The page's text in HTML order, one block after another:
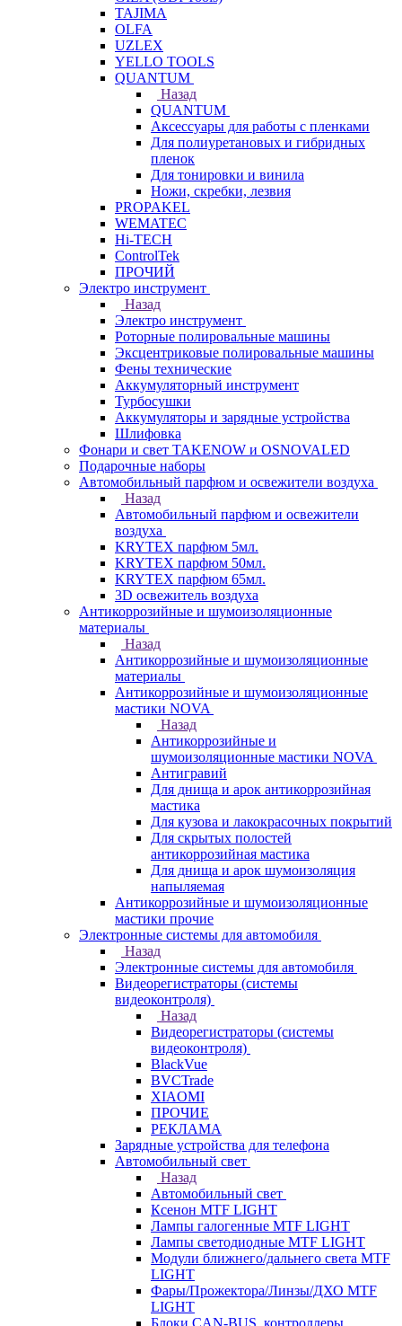
TAJIMA
OLFA
UZLEX
YELLO TOOLS
QUANTUM
Назад
QUANTUM
Аксессуары для работы с пленками
Для полиуретановых и гибридных
пленок
Для тонировки и винила
Ножи, скребки, лезвия
PROPAKEL
WEMATEC
Hi-TECH
ControlTek
ПРОЧИЙ
Электро инструмент
Назад
Электро инструмент
Роторные полировальные машины
Эксцентриковые полировальные машины
Фены технические
Аккумуляторный инструмент
Турбосушки
Аккумуляторы и зарядные устройства
Шлифовка
Фонари и свет TAKENOW и OSNOVALED
Подарочные наборы
Автомобильный парфюм и освежители воздуха
Назад
Автомобильный парфюм и освежители
воздуха
KRYTEX парфюм 5мл.
KRYTEX парфюм 50мл.
KRYTEX парфюм 65мл.
3D освежитель воздуха
Антикоррозийные и шумоизоляционные
материалы
Назад
Антикоррозийные и шумоизоляционные
материалы
Антикоррозийные и шумоизоляционные
мастики NOVA
Назад
Антикоррозийные и
шумоизоляционные мастики NOVA
Антигравий
Для днища и арок антикоррозийная
мастика
Для кузова и лакокрасочных покрытий
Для скрытых полостей
антикоррозийная мастика
Для днища и арок шумоизоляция
напыляемая
Антикоррозийные и шумоизоляционные
мастики прочие
Электронные системы для автомобиля
Назад
Электронные системы для автомобиля
Видеорегистраторы (системы
видеоконтроля)
Назад
Видеорегистраторы (системы
видеоконтроля)
BlackVue
BVCTrade
XIAOMI
ПРОЧИЕ
РЕКЛАМА
Зарядные устройства для телефона
Автомобильный свет
Назад
Автомобильный свет
Ксенон MTF LIGHT
Лампы галогенные MTF LIGHT
Лампы светодиодные MTF LIGHT
Модули ближнего/дальнего света MTF
LIGHT
Фары/Прожектора/Линзы/ДХО MTF
LIGHT
Блоки CAN-BUS, контроллеры,